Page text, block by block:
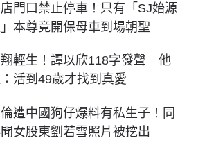
門口禁止停車！只有「SJ始源
本尊竟開保母車到場朝聖
輕生！譚以欣118字發聲 他
活到49歲才找到真愛
遭中國狗仔爆料有私生子！同
女股東劉若雪照片被挖出